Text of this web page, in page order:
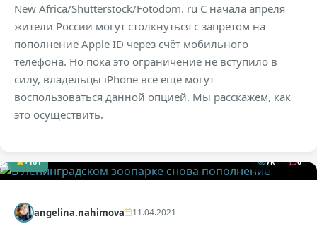
New Africa/Shutterstock/Fotodom. ru С начала апреля
жители России могут столкнуться с запретом на
пополнение Apple ID через счёт мобильного
телефона. Но пока это ограничение не вступило в
силу, владельцы iPhone всё ещё могут
воспользоваться данной опцией. Мы расскажем, как
это осуществить.
+161 7к 0
angelina.nahimova 11.04.2021